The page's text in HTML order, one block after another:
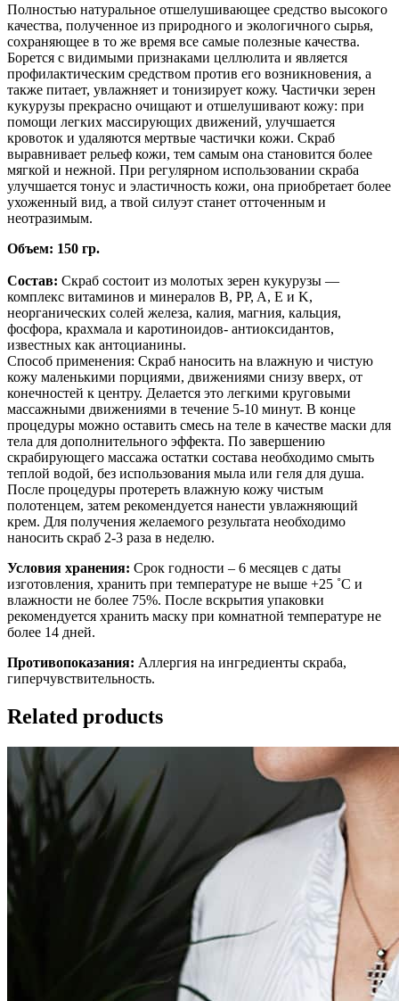
Полностью натуральное отшелушивающее средство высокого
качества, полученное из природного и экологичного сырья,
сохраняющее в то же время все самые полезные качества.
Борется с видимыми признаками целлюлита и является
профилактическим средством против его возникновения, а
также питает, увлажняет и тонизирует кожу. Частички зерен
кукурузы прекрасно очищают и отшелушивают кожу: при
помощи легких массирующих движений, улучшается
кровоток и удаляются мертвые частички кожи. Скраб
выравнивает рельеф кожи, тем самым она становится более
мягкой и нежной. При регулярном использовании скраба
улучшается тонус и эластичность кожи, она приобретает более
ухоженный вид, а твой силуэт станет отточенным и
неотразимым.
Объем: 150 гр.
Состав: Скраб состоит из молотых зерен кукурузы —
комплекс витаминов и минералов В, PP, A, E и K,
неорганических солей железа, калия, магния, кальция,
фосфора, крахмала и каротиноидов- антиоксидантов,
известных как антоцианины.
Способ применения: Скраб наносить на влажную и чистую
кожу маленькими порциями, движениями снизу вверх, от
конечностей к центру. Делается это легкими круговыми
массажными движениями в течение 5-10 минут. В конце
процедуры можно оставить смесь на теле в качестве маски для
тела для дополнительного эффекта. По завершению
скрабирующего массажа остатки состава необходимо смыть
теплой водой, без использования мыла или геля для душа.
После процедуры протереть влажную кожу чистым
полотенцем, затем рекомендуется нанести увлажняющий
крем. Для получения желаемого результата необходимо
наносить скраб 2-3 раза в неделю.
Условия хранения: Срок годности – 6 месяцев с даты
изготовления, хранить при температуре не выше +25 ˚C и
влажности не более 75%. После вскрытия упаковки
рекомендуется хранить маску при комнатной температуре не
более 14 дней.
Противопоказания: Аллергия на ингредиенты скраба,
гиперчувствительность.
Related products